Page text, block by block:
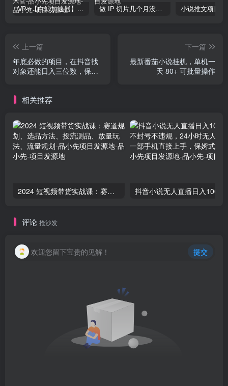
VP-n【白鲸加速器】在国内也能刷油管、Instagram，我送你无限免费流量 永久免费-知名技术官-品小先项目发源地 做 IP 切片几个月没赚到什么钱，蹭上热点，靠一个视频赚了二十万-品小先项目发源地
上一篇
年底必做的项目，在抖音找
对象还能日入三位数，保姆
下一篇
最新番茄小说挂机，单机一
天 80+ 可批量操作
相关推荐
2024 短视频带货实战课：赛道规划、选品方法、投流测品、放量玩法、流量规划-品小先项目发源地
评论 抢沙发
欢迎您留下宝贵的见解！ 提交